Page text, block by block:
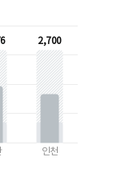
2,700
인천